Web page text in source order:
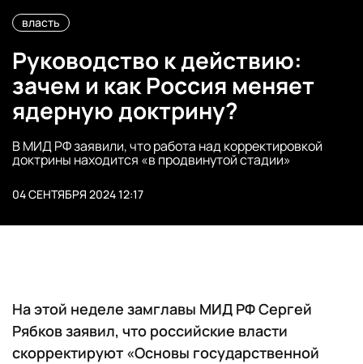
власть
Руководство к действию:
зачем и как Россия меняет
ядерную доктрину?
В МИД РФ заявили, что работа над корректировкой
доктрины находится «в продвинутой стадии»
04 СЕНТЯБРЯ 2024 12:17
На этой неделе замглавы МИД РФ Сергей
Рябков заявил, что российские власти
скорректируют «Основы государственной